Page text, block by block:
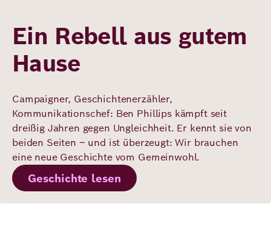
Ein Rebell aus gutem
Hause
Campaigner, Geschichtenerzähler,
Kommunikationschef: Ben Phillips kämpft seit
dreißig Jahren gegen Ungleichheit. Er kennt sie von
beiden Seiten – und ist überzeugt: Wir brauchen
eine neue Geschichte vom Gemeinwohl.
Geschichte lesen